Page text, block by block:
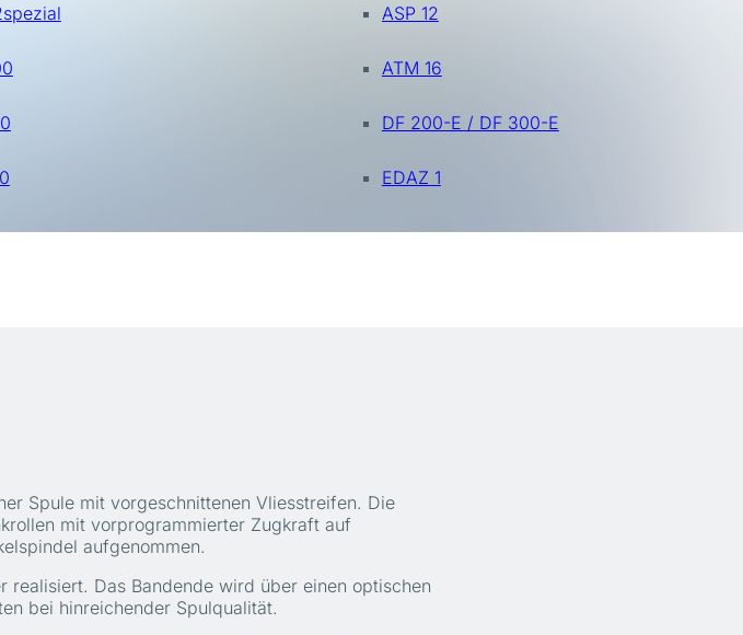
ASP 12
ATM 16
DF 200-E / DF 300-E
EDAZ 1
Spule mit vorgeschnittenen Vliesstreifen. Die
mit vorprogrammierter Zugkraft auf
aufgenommen.
Das Bandende wird über einen optischen
bei hinreichender Spulqualität.